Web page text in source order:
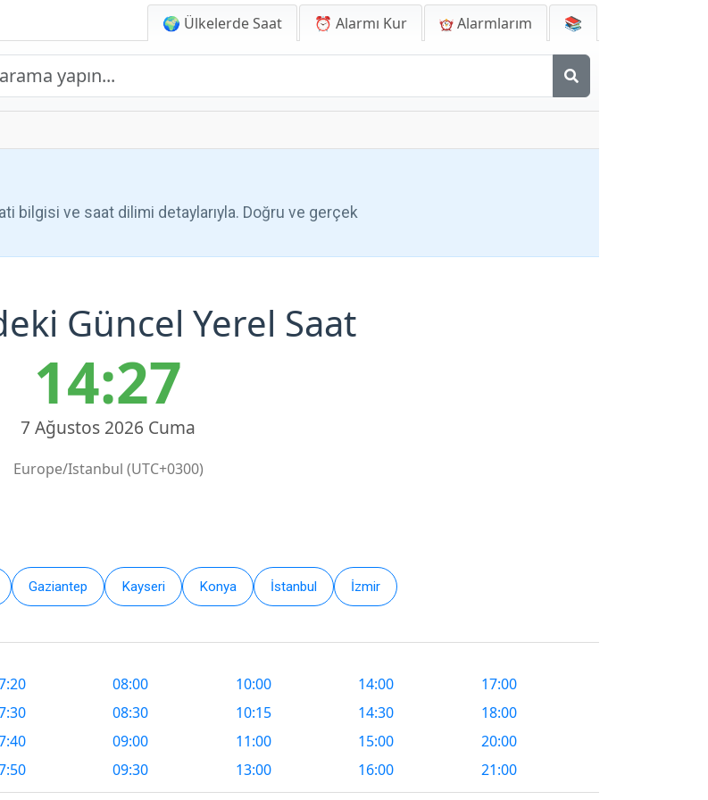
🌍 Ülkelerde Saat ⏰ Alarmı Kur Alarmlarım 📚
bilgisi ve saat dilimi detaylarıyla. Doğru ve gerçek
Güncel Yerel Saat
14:27
7 Ağustos 2026 Cuma
Europe/Istanbul (UTC+0300)
Gaziantep Kayseri Konya İstanbul İzmir
08:00
08:30
09:00
09:30
10:00
10:15
11:00
13:00
14:00
14:30
15:00
16:00
17:00
18:00
20:00
21:00